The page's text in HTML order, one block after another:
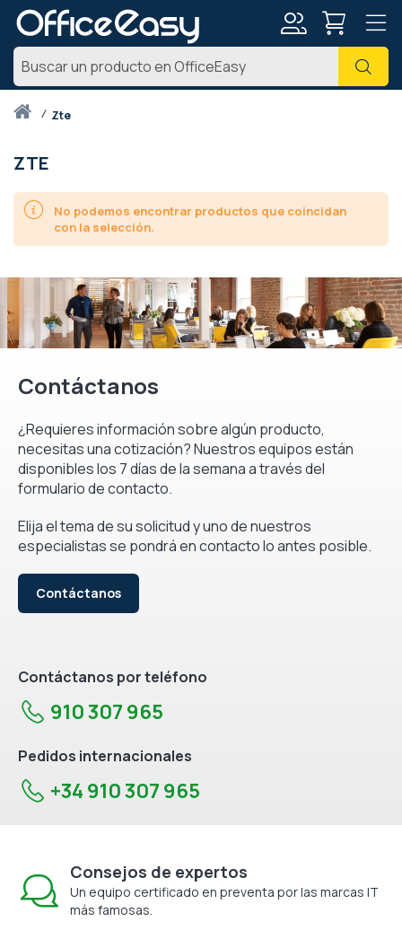
Iniciozte
ZTE
No podemos encontrar productos que coincidan
con la selección.
Contáctanos
¿Requieres información sobre algún producto,
necesitas una cotización? Nuestros equipos están
disponibles los 7 días de la semana a través del
formulario de contacto.
Elija el tema de su solicitud y uno de nuestros
especialistas se pondrá en contacto lo antes posible.
Contáctanos
Contáctanos por teléfono
910 307 965
Pedidos internacionales
+34 910 307 965
Consejos de expertos
Un equipo certificado en preventa por las marcas IT
más famosas.